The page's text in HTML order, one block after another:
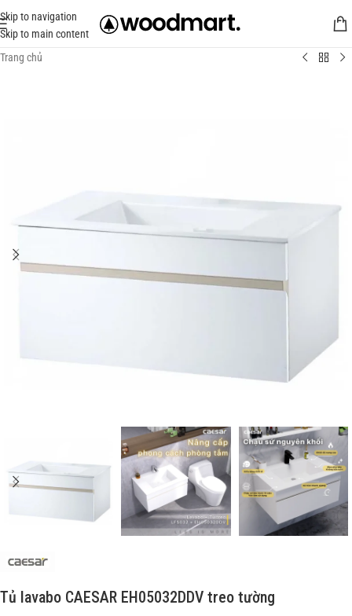
Skip to navigation
Skip to main content
Trang chủ
Tủ lavabo CAESAR EH05032DDV treo tường